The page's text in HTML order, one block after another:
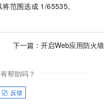
将范围选成 1/65535。
下一篇： 开启Web应用防火墙
帮助吗？
反馈